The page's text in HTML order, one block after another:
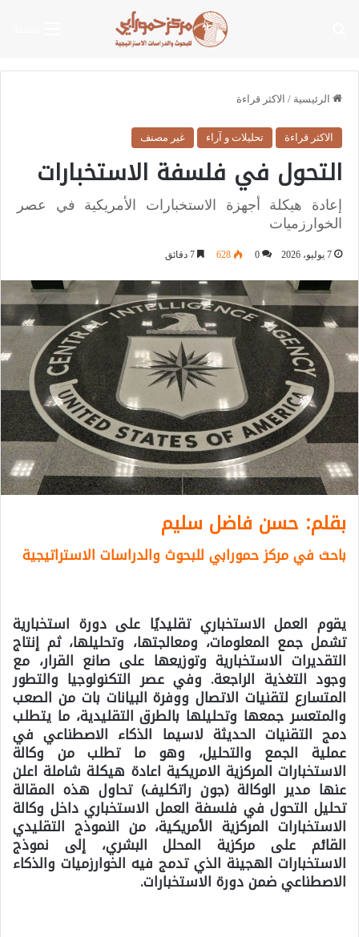
الرئيسية / الاكثر قراءة
الاكثر قراءة تحليلات و آراء غير مصنف
التحول في فلسفة الاستخبارات
إعادة هيكلة أجهزة الاستخبارات الأمريكية في عصر
الخوارزميات
7 يوليو، 2026 0
628
بقلم: حسن فاضل سليم
باحث في مركز حمورابي للبحوث والدراسات الاستراتيجية
يقوم العمل الاستخباري تقليديًا على دورة استخبارية
تشمل جمع المعلومات، ومعالجتها، وتحليلها، ثم إنتاج
التقديرات الاستخبارية وتوزيعها على صانع القرار، مع
وجود التغذية الراجعة. وفي عصر التكنولوجيا والتطور
المتسارع لتقنيات الاتصال ووفرة البيانات بات من الصعب
والمتعسر جمعها وتحليلها بالطرق التقليدية، ما يتطلب
دمج التقنيات الحديثة لاسيما الذكاء الاصطناعي في
عملية الجمع والتحليل، وهو ما تطلب من وكالة
الاستخبارات المركزية الامريكية اعادة هيكلة شاملة اعلن
عنها مدير الوكالة (جون راتكليف) تحاول هذه المقالة
تحليل التحول في فلسفة العمل الاستخباري داخل وكالة
الاستخبارات المركزية الأمريكية، من النموذج التقليدي
القائم على مركزية المحلل البشري، إلى نموذج
الاستخبارات الهجينة الذي تدمج فيه الخوارزميات والذكاء
الاصطناعي ضمن دورة الاستخبارات.